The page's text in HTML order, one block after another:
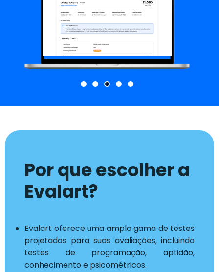
Por que escolher a
Evalart?
Evalart oferece uma ampla gama de testes
projetados para suas avaliações, incluindo
testes de programação, aptidão,
conhecimento e psicométricos.